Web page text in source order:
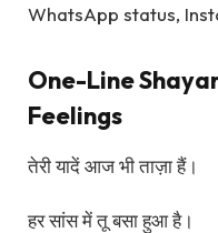
WhatsApp status,
One-Line
Feelings
तेरी यादें आज भी ताज़ा हैं।
हर सांस में तू बसा हुआ है।